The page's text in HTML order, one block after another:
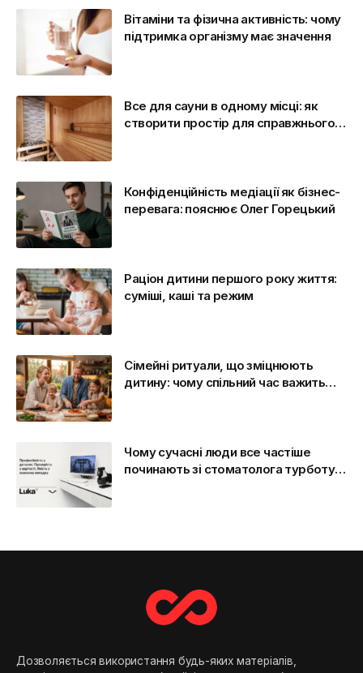
Вітаміни та фізична активність: чому
підтримка організму має значення
Все для сауни в одному місці: як
створити простір для справжнього
Конфіденційність медіації як бізнес-
перевага: пояснює Олег Горецький
Раціон дитини першого року життя:
суміші, каші та режим
Сімейні ритуали, що зміцнюють
дитину: чому спільний час важить
Чому сучасні люди все частіше
починають зі стоматолога турботу
Дозволяється використання будь-яких матеріалів,